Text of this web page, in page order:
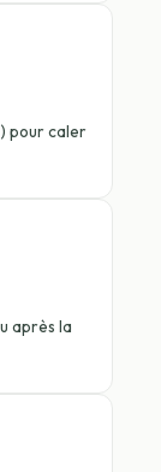
pour caler
après la